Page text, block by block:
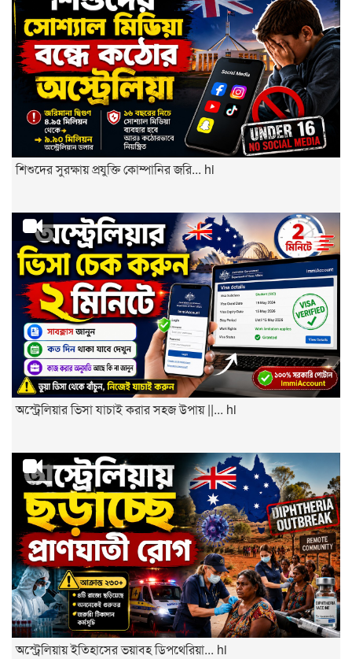
শিশুদের সুরক্ষায় প্রযুক্তি কোম্পানির জরি... hi
অস্ট্রেলিয়ার ভিসা যাচাই করার সহজ উপায় ||... hi
অস্ট্রেলিয়ায় ইতিহাসের ভয়াবহ ডিপথেরিয়া... hi